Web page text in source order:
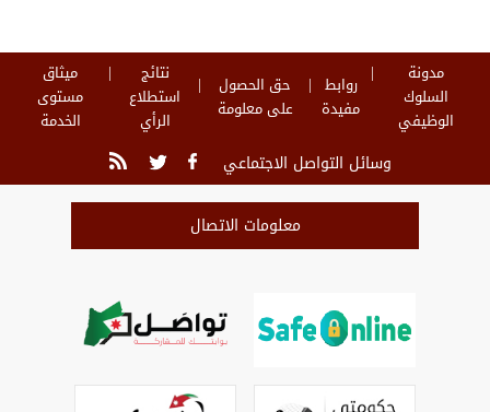
مدونة
السلوك
الوظيفي
روابط
مفيدة
حق الحصول
على معلومة
نتائج
استطلاع
الرأي
ميثاق
مستوى
الخدمة
وسائل التواصل الاجتماعي
معلومات الاتصال